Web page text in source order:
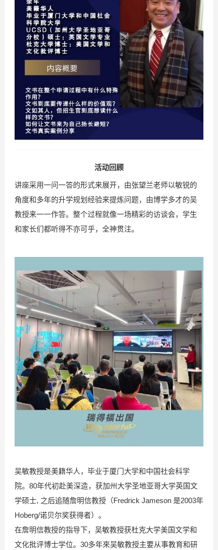
活动回顾
讲座采用一问一答的形式来展开，由张望兰老师以敏锐的
角度和多年的升学规划经验来提炼问题，由博学多才的吴
教授来一一作答。整个过程就像一场精彩的访谈会，学生
和家长们都听得不亦可乎，全神贯注。
吴敏教授是美籍华人，毕业于厦门大学和中国社会科学
院。80年代初赴美深造，获加州大学圣地亚哥大学英国文
学硕士, 之后追随詹明信教授（Fredrick Jameson 是2003年
Hoberg/诺贝尔奖获得者）。
在詹明信教授的指导下，吴敏教授获杜克大学美国文学和
文化批评博士学位。30多年來吴敏教授主要从事教育和研